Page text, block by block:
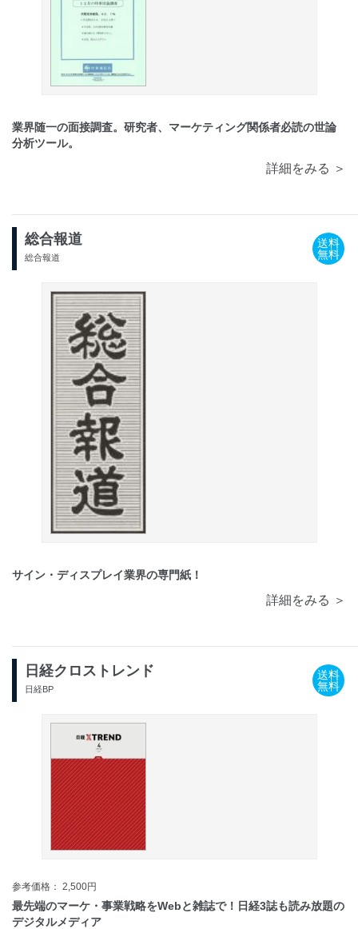
業界随一の面接調査。研究者、マーケティング関係者必読の世論
分析ツール。
詳細をみる ＞
総合報道
総合報道
送料
無料
サイン・ディスプレイ業界の専門紙！
詳細をみる ＞
日経クロストレンド
日経BP
送料
無料
参考価格： 2,500円
最先端のマーケ・事業戦略をWebと雑誌で！日経3誌も読み放題の
デジタルメディア